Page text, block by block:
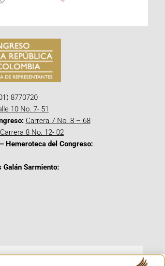
8770720
10 No. 7- 51
Carrera 7 No. 8 – 68
Carrera 8 No. 12- 02
Hemeroteca del Congreso:
Galán Sarmiento: